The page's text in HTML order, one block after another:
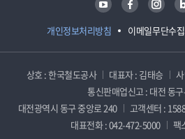
개인정보처리방침 이메일무단수
상호 : 한국철도공사 대표자 : 김태승
통신판매업신고 : 대전 동
대전광역시 동구 중앙로 240
고객센터 :
대표전화 : 042-472-5000
팩